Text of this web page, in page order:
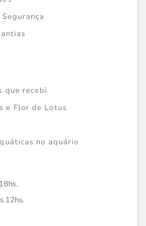
que recebi
e Flor de Lotus
no aquário
12hs.